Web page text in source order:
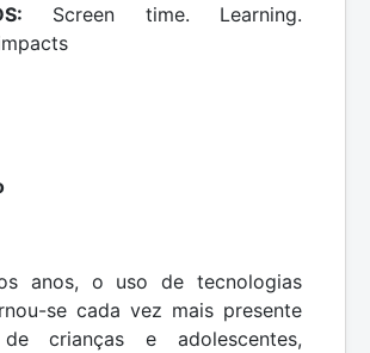
Screen time. Learning.
anos, o uso de tecnologias
se cada vez mais presente
crianças e adolescentes,